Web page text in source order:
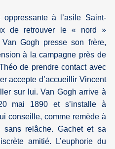
à l’asile Saint-
de retrouver le « nord »
Gogh presse son frère,
à la campagne près de
de prendre contact avec
accepte d’accueillir Vincent
sur lui. Van Gogh arrive à
mai 1890 et s’installe à
conseille, comme remède à
relâche. Gachet et sa
amitié. L’euphorie du